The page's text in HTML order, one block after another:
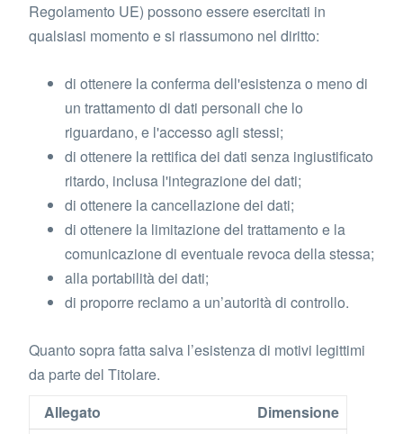
Regolamento UE) possono essere esercitati in
qualsiasi momento e si riassumono nel diritto:
di ottenere la conferma dell'esistenza o meno di
un trattamento di dati personali che lo
riguardano, e l'accesso agli stessi;
di ottenere la rettifica dei dati senza ingiustificato
ritardo, inclusa l'integrazione dei dati;
di ottenere la cancellazione dei dati;
di ottenere la limitazione del trattamento e la
comunicazione di eventuale revoca della stessa;
alla portabilità dei dati;
di proporre reclamo a un’autorità di controllo.
Quanto sopra fatta salva l’esistenza di motivi legittimi
da parte del Titolare.
Allegato
Dimensione